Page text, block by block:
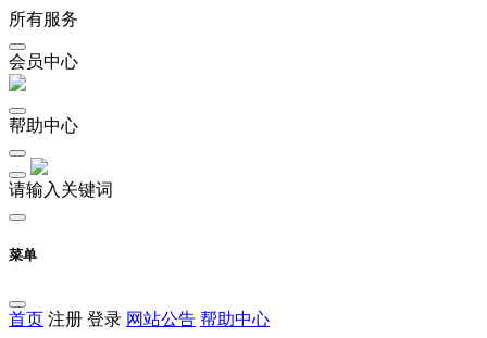
所有服务
会员中心
帮助中心
请输入关键词
菜单
首页 注册 登录 网站公告 帮助中心